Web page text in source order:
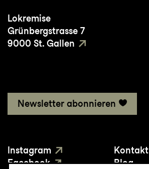
Lokremise
Grünbergstrasse 7
9000 St. Gallen
Newsletter abonnieren
Instagram
Facebook
Kontakt
Blog